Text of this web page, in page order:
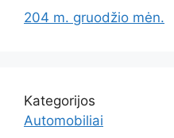
204 m. gruodžio mėn.
Kategorijos
Automobiliai